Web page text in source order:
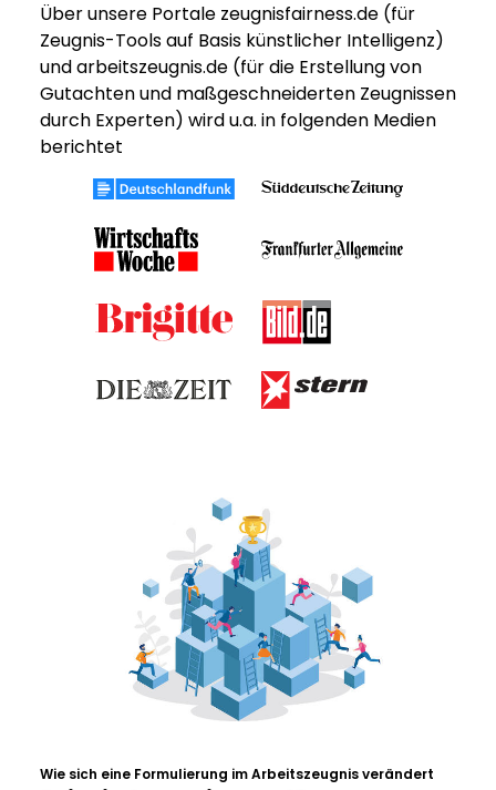
Über unsere Portale zeugnisfairness.de (für
Zeugnis-Tools auf Basis künstlicher Intelligenz)
und arbeitszeugnis.de (für die Erstellung von
Gutachten und maßgeschneiderten Zeugnissen
durch Experten) wird u.a. in folgenden Medien
berichtet
Wie sich eine Formulierung im Arbeitszeugnis verändert